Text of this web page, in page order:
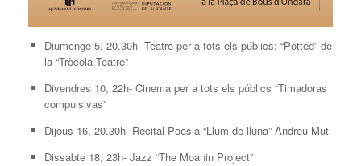
Diumenge 5, 20.30h- Teatre per a tots els públics: “Potted” de
la “Tròcola Teatre”
Divendres 10, 22h- Cinema per a tots els públics “Timadoras
compulsivas”
Dijous 16, 20.30h- Recital Poesia “Llum de lluna” Andreu Mut
Dissabte 18, 23h- Jazz “The Moanin Project”